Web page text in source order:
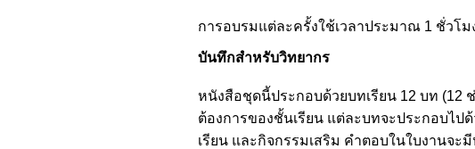
การอบรมแต่ละครั้งใช้เวลาประมาณ 1 ชั่วโ
บันทึกสำหรับวิทยากร
หนังสือชุดนี้ประกอบด้วยบทเรียน 12 บท (12
ต้องการของชั้นเรียน แต่ละบทจะประกอบไ
เรียน และกิจกรรมเสริม คำตอบในใบงานจ